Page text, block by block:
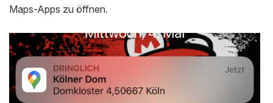
Maps-Apps zu öffnen.